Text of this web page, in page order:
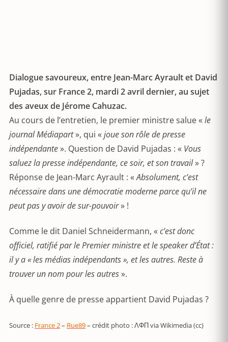
Dialogue savoureux, entre Jean-Marc Ayrault et David
Pujadas, sur France 2, mardi 2 avril dernier, au sujet
des aveux de Jérome Cahuzac.
Au cours de l’entretien, le premier ministre salue « le
journal Médiapart», qui « joue son rôle de presse
indépendante». Question de David Pujadas : « Vous
saluez la presse indépendante, ce soir, et son travail» ?
Réponse de Jean-Marc Ayrault : «Absolument, c’est
nécessaire dans une démocratie moderne parce qu’il ne
peut pas y avoir de sur-pouvoir» !
Comme le dit Daniel Schneidermann, « c’est donc
officiel, ratifié par le Premier ministre et le speaker d’État :
il y a « les médias indépendants », et les autres. Reste à
trouver un nom pour les autres».
À quelle genre de presse appartient David Pujadas ?
Source : France 2– Rue89– crédit photo : ΛΦΠ via Wikimedia (cc)